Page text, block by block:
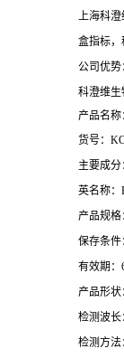
上海科澄
盒指标，
公司优势
科澄维生
产品名称
货号：
主要成
英名称：
产品规格
保存条
有效期：
产品形状
检测波长
检测方法